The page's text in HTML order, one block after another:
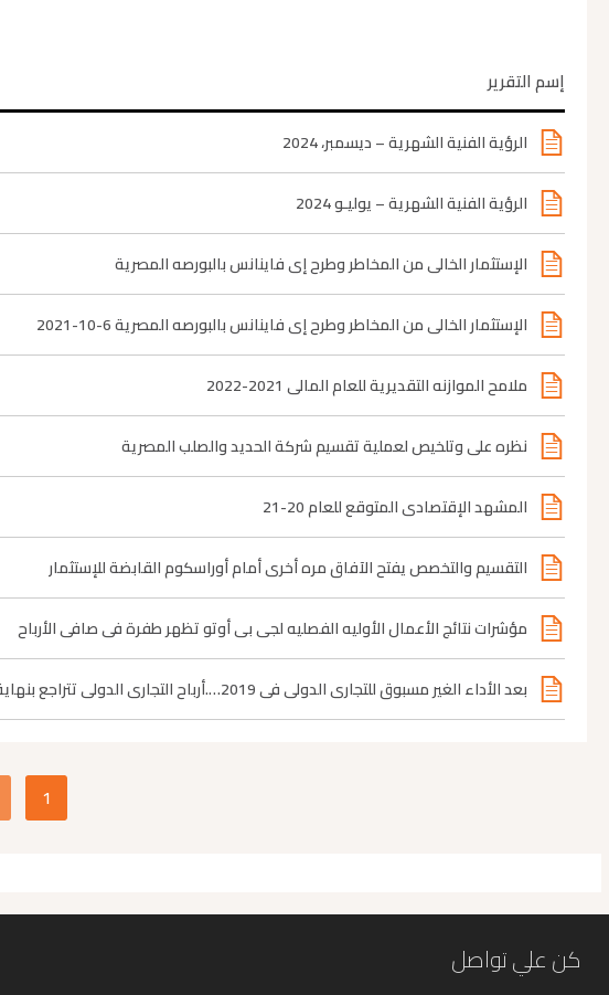
إسم التقرير
الرؤية الفنية الشهرية – ديسمبر، 2024
الرؤية الفنية الشهرية – يوليـو 2024
الإستثمار الخالي من المخاطر وطرح إي فاينانس بالبورصه المصرية
الإستثمار الخالي من المخاطر وطرح إي فاينانس بالبورصه المصرية 6-10-2021
ملامح الموازنه التقديرية للعام المالي 2021-2022
نظره علي وتلخيص لعملية تقسيم شركة الحديد والصلب المصرية
المشهد الإقتصادي المتوقع للعام 20-21
التقسيم والتخصص يفتح الآفاق مره أخري أمام أوراسكوم القابضة للإستثمار
مؤشرات نتائج الأعمال الأوليه الفصليه لجي بي أوتو تظهر طفرة في صافي الأرباح
بعد الأداء الغير مسبوق للتجاري الدولي في 2019….أرباح التجاري الدولي تتراجع بنهاية الربع الأول لعام 2020
1
كن علي تواصل